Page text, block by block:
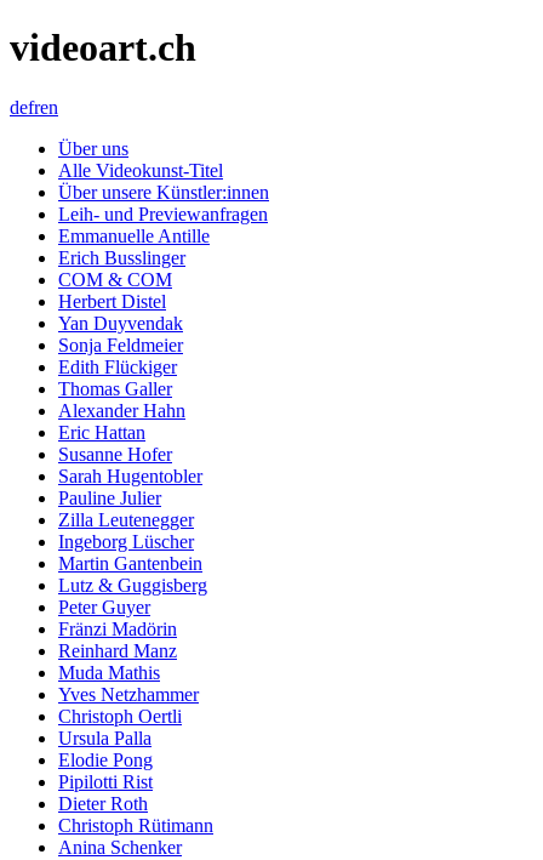
videoart.ch
defren
Über uns
Alle Videokunst-Titel
Über unsere Künstler:innen
Leih- und Previewanfragen
Emmanuelle Antille
Erich Busslinger
COM & COM
Herbert Distel
Yan Duyvendak
Sonja Feldmeier
Edith Flückiger
Thomas Galler
Alexander Hahn
Eric Hattan
Susanne Hofer
Sarah Hugentobler
Pauline Julier
Zilla Leutenegger
Ingeborg Lüscher
Martin Gantenbein
Lutz & Guggisberg
Peter Guyer
Fränzi Madörin
Reinhard Manz
Muda Mathis
Yves Netzhammer
Christoph Oertli
Ursula Palla
Elodie Pong
Pipilotti Rist
Dieter Roth
Christoph Rütimann
Anina Schenker